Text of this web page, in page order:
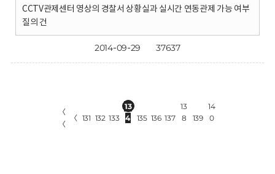
CCTV관제센터 영상의 경찰서 상황실과 실시간 연동관제 가능 여부
질의 건
2014-09-29 37637
〈
〈
〈 131 132 133
13
4
135 136 137
13
8
139
14
0